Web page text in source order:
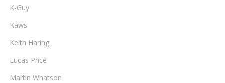
K-Guy
Kaws
Keith Haring
Lucas Price
Martin Whatson